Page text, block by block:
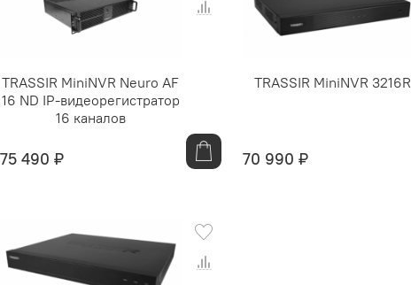
TRASSIR MiniNVR Neuro AF
16 ND IP-видеорегистратор
16 каналов
75 490 ₽
TRASSIR MiniNVR 3216R
70 990 ₽